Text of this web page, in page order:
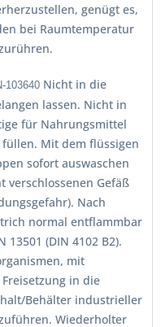
genügt es,
bei Raumtemperatur
103640 Nicht in die
lassen. Nicht in
für Nahrungsmittel
Mit dem flüssigen
sofort auswaschen
Gefäß
Nach
normal entflammbar
13501 (DIN 4102 B2).
mit
in die
Behälter industrieller
Wiederholter